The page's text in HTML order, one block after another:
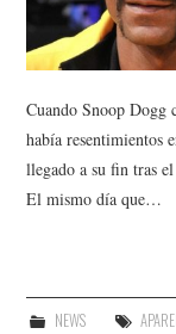
Cuando Snoop Dogg
había resentimientos
llegado a su fin tras
El mismo día que…
NEWS